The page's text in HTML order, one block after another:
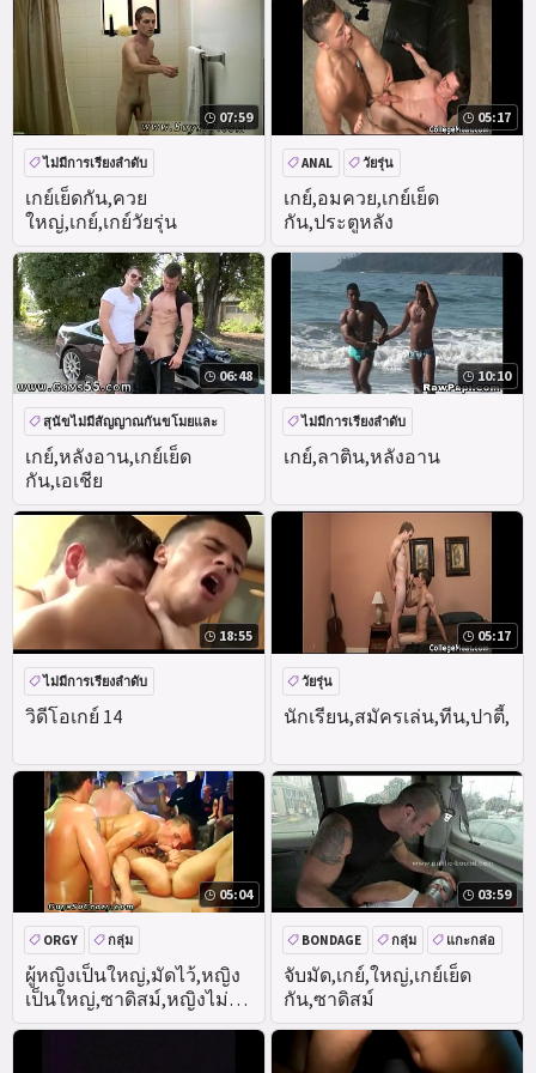
07:59
เกย์เย็ดกัน,ควย
ใหญ่,เกย์,เกย์วัยรุ่น
ไม่มีการเรียงลำดับ
05:17
เกย์,อมควย,เกย์เย็ด
กัน,ประตูหลัง
ANAL วัยรุ่น
06:48
เกย์,หลังอาน,เกย์เย็ด
กัน,เอเชีย
สุนัขไม่มีสัญญาณกันขโมยและ
สาธารณะ
ความเป็นจริง
10:10
เกย์,ลาติน,หลังอาน
ไม่มีการเรียงลำดับ
18:55
วิดีโอเกย์ 14
ไม่มีการเรียงลำดับ
05:17
นักเรียน,สมัครเล่น,ทีน,ปาตี้,
วัยรุ่น
05:04
ผู้หญิงเป็นใหญ่,มัดไว้,หญิง
เป็นใหญ่,ซาดิสม์,หญิงไม่โป๊
ชายโป๊,
ORGY กลุ่ม
03:59
จับมัด,เกย์,ใหญ่,เกย์เย็ด
กัน,ซาดิสม์
BONDAGE กลุ่ม
แกะกล่อ
BDSM